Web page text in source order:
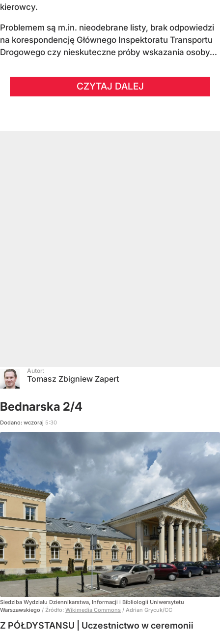
kierowcy.
Problemem są m.in. nieodebrane listy, brak odpowiedzi
na korespondencję Głównego Inspektoratu Transportu
Drogowego czy nieskuteczne próby wskazania osoby...
CZYTAJ DALEJ
Autor:
Tomasz Zbigniew Zapert
Bednarska 2/4
Dodano: wczoraj 5:30
Siedziba Wydziału Dziennikarstwa, Informacji i Bibliologii Uniwersytetu
Warszawskiego / Źródło: Wikimedia Commons / Adrian Grycuk/CC
Z PÓŁDYSTANSU | Uczestnictwo w ceremonii